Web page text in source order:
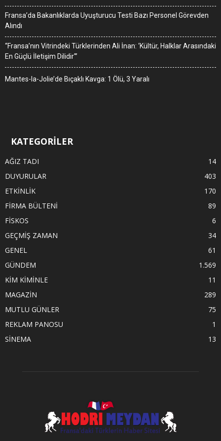
Fransa’da Bakanlıklarda Uyuşturucu Testi Bazı Personel Görevden
Alındı
“Fransa’nın Vitrindeki Türklerinden Ali İnan: ‘Kültür, Halklar Arasındaki
En Güçlü İletişim Dilidir'”
Mantes-la-Jolie’de Bıçaklı Kavga: 1 Ölü, 3 Yaralı
KATEGORİLER
AĞIZ TADI
14
DUYURULAR
403
ETKİNLİK
170
FİRMA BÜLTENİ
89
FİSKOS
6
GEÇMİŞ ZAMAN
34
GENEL
61
GÜNDEM
1.569
KİM KİMİNLE
11
MAGAZİN
289
MUTLU GÜNLER
75
REKLAM PANOSU
1
SİNEMA
13